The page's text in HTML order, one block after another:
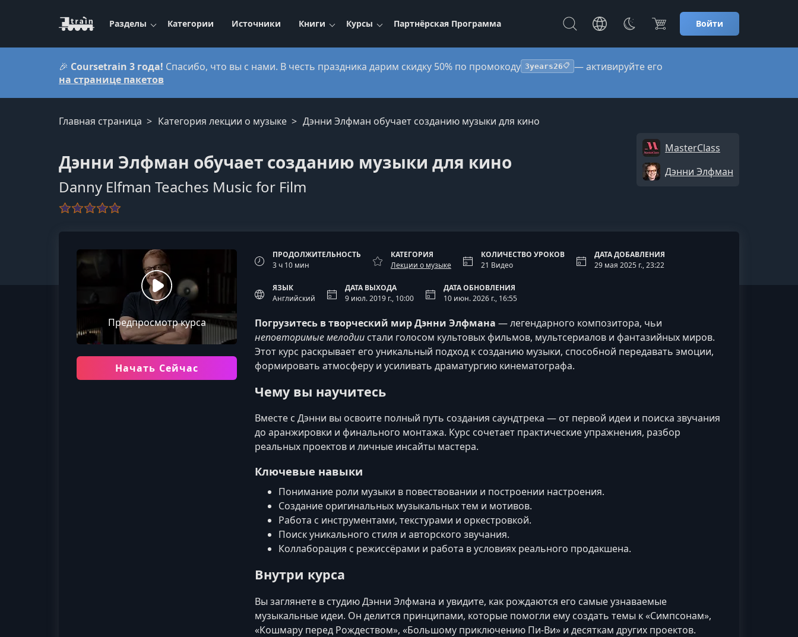
Разделы Категории Источники Книги Курсы Партнёрская Программа Войти
🎉 Coursetrain 3 года! Спасибо, что вы с нами. В честь праздника дарим скидку 50% по промокоду 3years26📋 — активируйте его
на странице пакетов
Главная страница Категория лекции о музыке Дэнни Элфман обучает созданию музыки для кино
Дэнни Элфман обучает созданию музыки для кино
Danny Elfman Teaches Music for Film
MasterClass
Дэнни Элфман
Предпросмотр курса
Начать Сейчас
ПРОДОЛЖИТЕЛЬНОСТЬ
3 ч 10 мин
КАТЕГОРИЯ
Лекции о музыке
КОЛИЧЕСТВО УРОКОВ
21 Видео
ДАТА ДОБАВЛЕНИЯ
29 мая 2025 г., 23:22
ЯЗЫК
Английский
ДАТА ВЫХОДА
9 июл. 2019 г., 10:00
ДАТА ОБНОВЛЕНИЯ
10 июн. 2026 г., 16:55
Погрузитесь в творческий мир Дэнни Элфмана — легендарного композитора, чьи
неповторимые мелодии стали голосом культовых фильмов, мультсериалов и фантазийных миров.
Этот курс раскрывает его уникальный подход к созданию музыки, способной передавать эмоции,
формировать атмосферу и усиливать драматургию кинематографа.
Чему вы научитесь
Вместе с Дэнни вы освоите полный путь создания саундтрека — от первой идеи и поиска звучания
до аранжировки и финального монтажа. Курс сочетает практические упражнения, разбор
реальных проектов и личные инсайты мастера.
Ключевые навыки
Понимание роли музыки в повествовании и построении настроения.
Создание оригинальных музыкальных тем и мотивов.
Работа с инструментами, текстурами и оркестровкой.
Поиск уникального стиля и авторского звучания.
Коллаборация с режиссёрами и работа в условиях реального продакшена.
Внутри курса
Вы заглянете в студию Дэнни Элфмана и увидите, как рождаются его самые узнаваемые
музыкальные идеи. Он делится принципами, которые помогли ему создать темы к «Симпсонам»,
«Кошмару перед Рождеством», «Большому приключению Пи-Ви» и десяткам других проектов.